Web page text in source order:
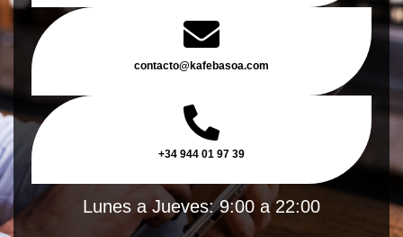
contacto@kafebasoa.com
+34 944 01 97 39
Lunes a Jueves: 9:00 a 22:00